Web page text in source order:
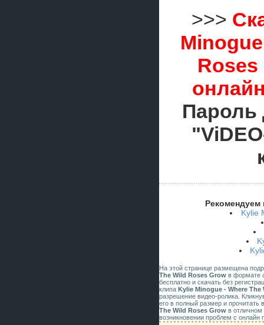
>>>
Roses
Пароль
Рекомендуем
Kylie
На этой странице размещена
The Wild Roses Grow в формате
бесплатно и скачать без
клипа Kylie Minogue - Where The
разрешение видео-ролика.
его в полный размер и прочитать
The Wild Roses Grow в отличном
возникновении проблем с